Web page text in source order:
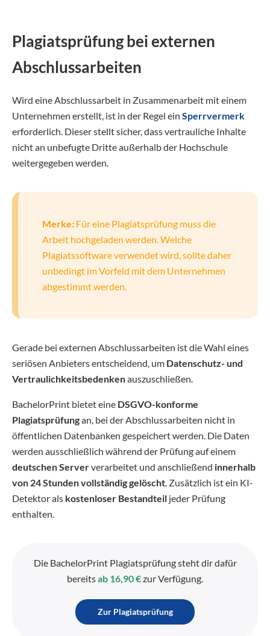
Plagiatsprüfung bei externen
Abschlussarbeiten
Wird eine Abschlussarbeit in Zusammenarbeit mit einem
Unternehmen erstellt, ist in der Regel ein Sperrvermerk
erforderlich. Dieser stellt sicher, dass vertrauliche Inhalte
nicht an unbefugte Dritte außerhalb der Hochschule
weitergegeben werden.
Merke: Für eine Plagiatsprüfung muss die
Arbeit hochgeladen werden. Welche
Plagiatssoftware verwendet wird, sollte daher
unbedingt im Vorfeld mit dem Unternehmen
abgestimmt werden.
Gerade bei externen Abschlussarbeiten ist die Wahl eines
seriösen Anbieters entscheidend, um Datenschutz- und
Vertraulichkeitsbedenkenauszuschließen.
BachelorPrint bietet eine DSGVO-konforme
Plagiatsprüfungan, bei der Abschlussarbeiten nicht in
öffentlichen Datenbanken gespeichert werden. Die Daten
werden ausschließlich während der Prüfung auf einem
deutschen Serververarbeitet und anschließend innerhalb
von 24 Stunden vollständig gelöscht. Zusätzlich ist ein KI-
Detektor als kostenloser Bestandteil jeder Prüfung
enthalten.
Die BachelorPrint Plagiatsprüfung steht dir dafür
bereitsab 16,90 €zur Verfügung.
Zur Plagiatsprüfung